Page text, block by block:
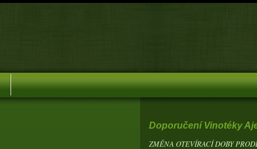
Doporučení Vinotéky
ZMĚNA OTEVÍRACÍ DOBY